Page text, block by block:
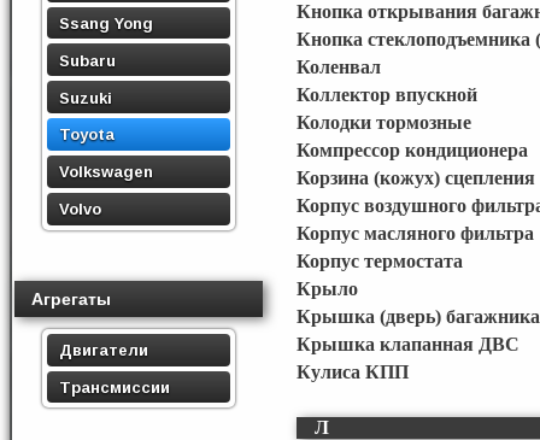
Ssang Yong
Subaru
Suzuki
Toyota
Volkswagen
Volvo
Агрегаты
Двигатели
Трансмиссии
Кнопка открывания
Кнопка стеклоподъемника
Коленвал
Коллектор впускной
Колодки тормозные
Компрессор кондиционера
Корзина (кожух) сцепления
Корпус воздушного
Корпус масляного фильтра
Корпус термостата
Крыло
Крышка (дверь) багажника
Крышка клапанная ДВС
Кулиса КПП
Л